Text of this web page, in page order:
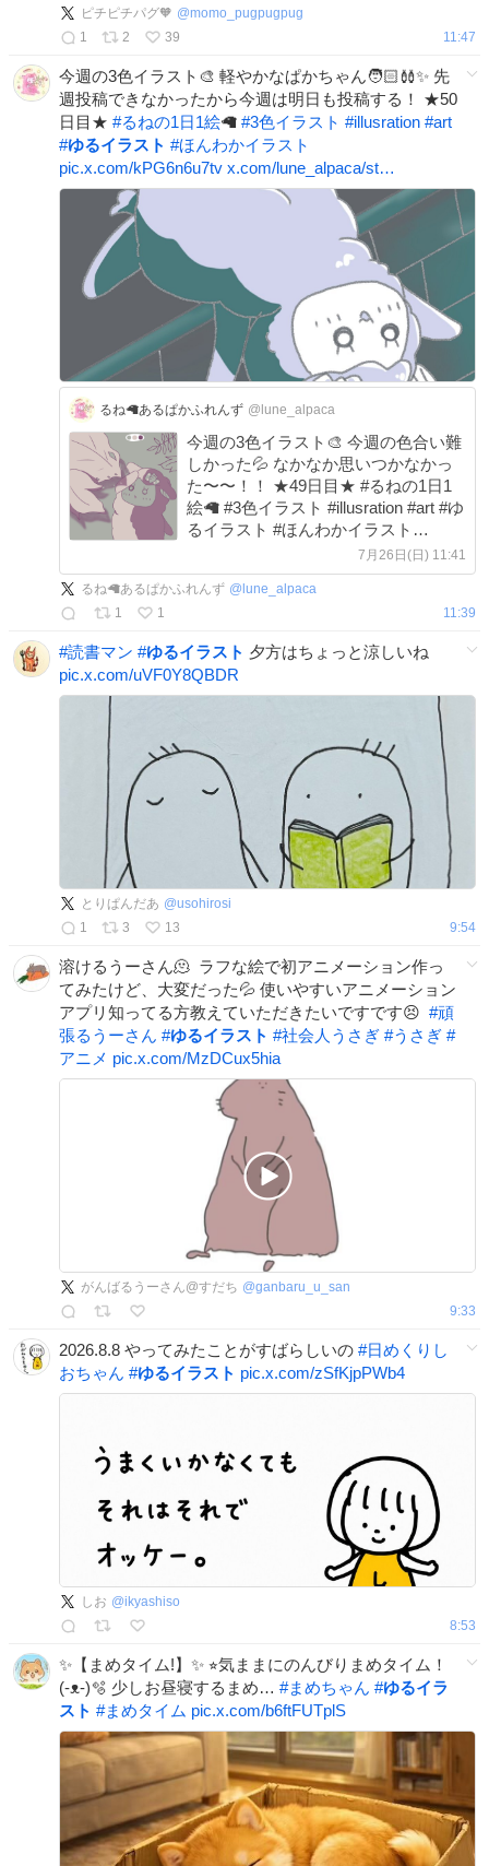
ピチピチパグ🧡 @momo_pugpugpug
1
2 39 11:47
今週の3色イラスト🎨 軽やかなぱかちゃん🧑🏻‍🩰✨ 先
週投稿できなかったから今週は明日も投稿する！ ★50
日目★ #るねの1日1絵🦙 #3色イラスト #illusration #art
#ゆるイラスト #ほんわかイラスト
pic.x.com/kPG6n6u7tv x.com/lune_alpaca/st…
るね🦙あるぱかふれんず @lune_alpaca
今週の3色イラスト🎨 今週の色合い難
しかった💦 なかなか思いつかなかっ
た〜〜！！ ★49日目★ #るねの1日1
絵🦙 #3色イラスト #illusration #art #ゆ
るイラスト #ほんわかイラスト
7月26日(日) 11:41
るね🦙あるぱかふれんず @ lune_alpaca
1
1 11:39
#読書マン #ゆるイラスト 夕方はちょっと涼しいね
pic.x.com/uVF0Y8QBDR
とりぱんだあ @usohirosi
1
3 13 9:54
溶けるうーさん🫠 ⁡ ラフな絵で初アニメーション作っ
てみたけど、大変だった💦 使いやすいアニメーション
アプリ知ってる方教えていただきたいですです😣 ⁡ #頑
張るうーさん #ゆるイラスト #社会人うさぎ #うさぎ #
アニメ pic.x.com/MzDCux5hia
がんばるうーさん@すだち @ganbaru_u_san
9:33
2026.8.8 やってみたことがすばらしいの #日めくりし
おちゃん #ゆるイラスト pic.x.com/zSfKjpPWb4
しお @ikyashiso
8:53
✨【まめタイム!】✨ ⭐︎気ままにのんびりまめタイム！
(-ᴥ-)🫧 少しお昼寝するまめ… #まめちゃん #ゆるイラ
スト #まめタイム pic.x.com/b6ftFUTplS